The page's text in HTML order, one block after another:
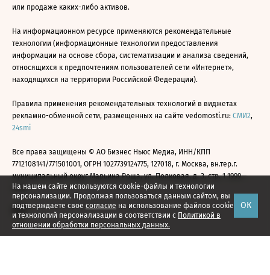
На нашем сайте используются cookie-файлы и технологии
персонализации. Продолжая пользоваться данным сайтом, вы
подтверждаете свое согласие на использование файлов cookie
и технологий персонализации в соответствии с Политикой в
отношении обработки персональных данных.
ОК
или продаже каких-либо активов.
На информационном ресурсе применяются рекомендательные
технологии (информационные технологии предоставления
информации на основе сбора, систематизации и анализа сведений,
относящихся к предпочтениям пользователей сети «Интернет»,
находящихся на территории Российской Федерации).
Правила применения рекомендательных технологий в виджетах
рекламно-обменной сети, размещенных на сайте vedomosti.ru: СМИ2,
24smi
Все права защищены © АО Бизнес Ньюс Медиа, ИНН/КПП
7712108141/771501001, ОГРН 1027739124775, 127018, г. Москва, вн.тер.г.
муниципальный округ Марьина Роща, ул. Полковая, д. 3, стр. 1 1999—
2026